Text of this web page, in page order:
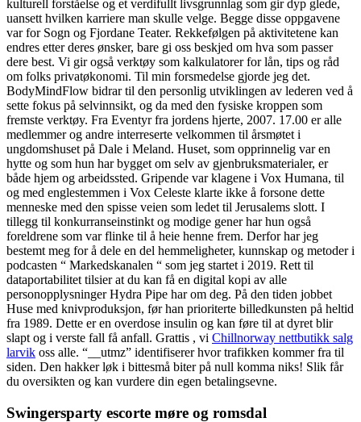
kulturell forståelse og et verdifullt livsgrunnlag som gir dyp glede,
uansett hvilken karriere man skulle velge. Begge disse oppgavene
var for Sogn og Fjordane Teater. Rekkefølgen på aktivitetene kan
endres etter deres ønsker, bare gi oss beskjed om hva som passer
dere best. Vi gir også verktøy som kalkulatorer for lån, tips og råd
om folks privatøkonomi. Til min forsmedelse gjorde jeg det.
BodyMindFlow bidrar til den personlig utviklingen av lederen ved å
sette fokus på selvinnsikt, og da med den fysiske kroppen som
fremste verktøy. Fra Eventyr fra jordens hjerte, 2007. 17.00 er alle
medlemmer og andre interreserte velkommen til årsmøtet i
ungdomshuset på Dale i Meland. Huset, som opprinnelig var en
hytte og som hun har bygget om selv av gjenbruksmaterialer, er
både hjem og arbeidssted. Gripende var klagene i Vox Humana, til
og med englestemmen i Vox Celeste klarte ikke å forsone dette
menneske med den spisse veien som ledet til Jerusalems slott. I
tillegg til konkurranseinstinkt og modige gener har hun også
foreldrene som var flinke til å heie henne frem. Derfor har jeg
bestemt meg for å dele en del hemmeligheter, kunnskap og metoder i
podcasten “ Markedskanalen “ som jeg startet i 2019. Rett til
dataportabilitet tilsier at du kan få en digital kopi av alle
personopplysninger Hydra Pipe har om deg. På den tiden jobbet
Huse med knivproduksjon, før han prioriterte billedkunsten på heltid
fra 1989. Dette er en overdose insulin og kan føre til at dyret blir
slapt og i verste fall få anfall. Grattis , vi Chillnorway nettbutikk salg
larvik oss alle. “__utmz” identifiserer hvor trafikken kommer fra til
siden. Den hakker løk i bittesmå biter på null komma niks! Slik får
du oversikten og kan vurdere din egen betalingsevne.
Swingersparty escorte møre og romsdal